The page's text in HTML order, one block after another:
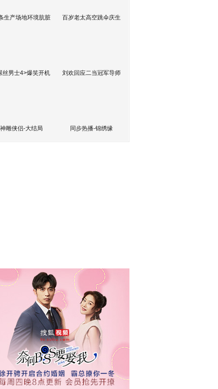
生产场地环境肮脏 百岁老太高空跳伞庆生
丝男士4>爆笑开机 刘欢回应二当冠军导师
神雕侠侣-大结局 同步热播-锦绣缘